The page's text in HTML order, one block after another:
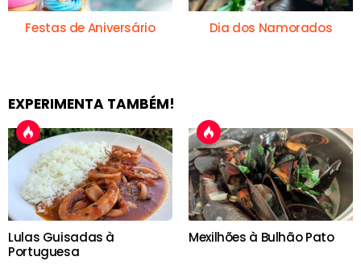
Festas de Aniversário Dia dos Namorados
EXPERIMENTA TAMBÉM!
Lulas Guisadas à
Portuguesa
Mexilhões à Bulhão Pato